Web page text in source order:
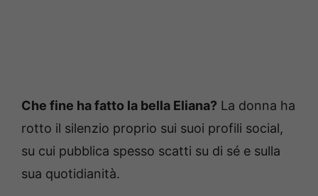
Che fine ha fatto la bella Eliana? La donna ha
rotto il silenzio proprio sui suoi profili social,
su cui pubblica spesso scatti su di sé e sulla
sua quotidianità.